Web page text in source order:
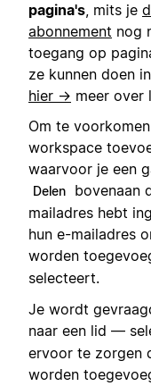
pagina's, mits je
abonnement nog
toegang op
ze kunnen doen
hier → meer over
Om te
workspace
waarvoor je een
Delen
bovenaan
mailadres hebt
hun e-mailadres
worden
selecteert.
Je wordt
naar een lid —
ervoor te zorgen
worden